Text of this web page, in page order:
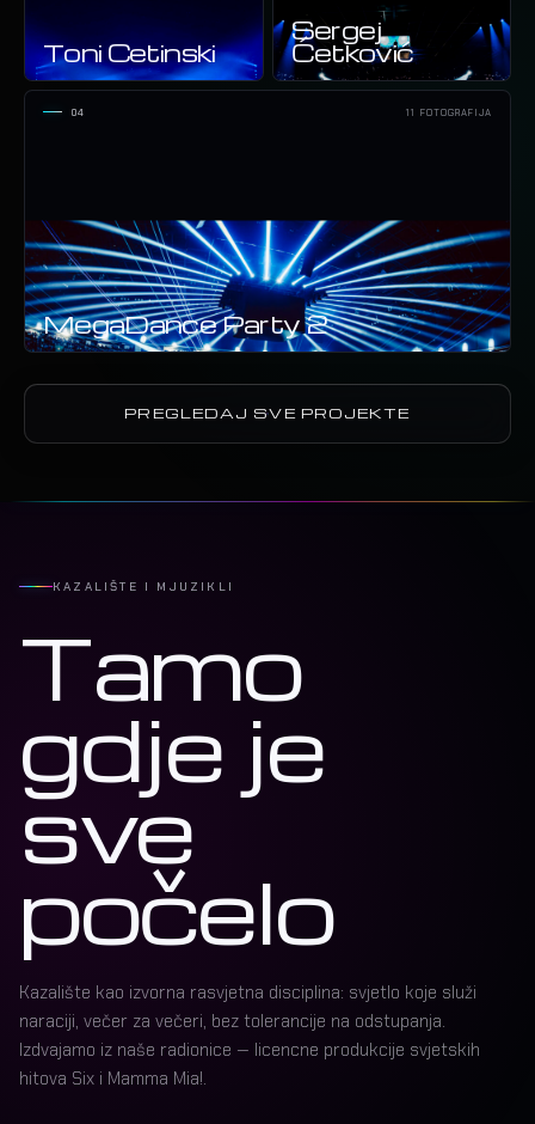
Toni Cetinski
Sergej
Ćetković
MegaDance Party 2
04 11 FOTOGRAFIJA
PREGLEDAJ SVE PROJEKTE
KAZALIŠTE I MJUZIKLI
Tamo
gdje je
sve
počelo
Kazalište kao izvorna rasvjetna disciplina: svjetlo koje služi
naraciji, večer za večeri, bez tolerancije na odstupanja.
Izdvajamo iz naše radionice — licencne produkcije svjetskih
hitova Six i Mamma Mia!.